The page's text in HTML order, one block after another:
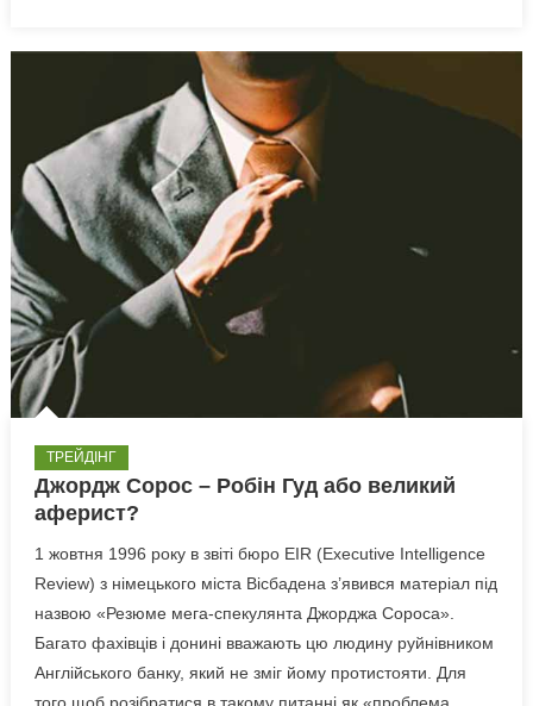
ТРЕЙДІНГ
Джордж Сорос – Робін Гуд або великий
аферист?
1 жовтня 1996 року в звіті бюро EIR (Executive Intelligence
Review) з німецького міста Вісбадена з’явився матеріал під
назвою «Резюме мега-спекулянта Джорджа Сороса».
Багато фахівців і донині вважають цю людину руйнівником
Англійського банку, який не зміг йому протистояти. Для